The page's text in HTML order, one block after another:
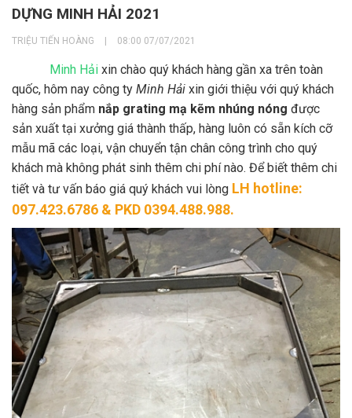
DỰNG MINH HẢI 2021
TRIỆU TIẾN HOÀNG 08:00 07/07/2021
Minh Hải xin chào quý khách hàng gần xa trên toàn
quốc, hôm nay công ty Minh Hải xin giới thiệu với quý khách
hàng sản phẩm nắp grating mạ kẽm nhúng nóng được
sản xuất tại xưởng giá thành thấp, hàng luôn có sẵn kích cỡ
mẫu mã các loại, vận chuyển tận chân công trình cho quý
khách mà không phát sinh thêm chi phí nào. Để biết thêm chi
tiết và tư vấn báo giá quý khách vui lòng LH hotline:
097.423.6786 & PKD 0394.488.988.